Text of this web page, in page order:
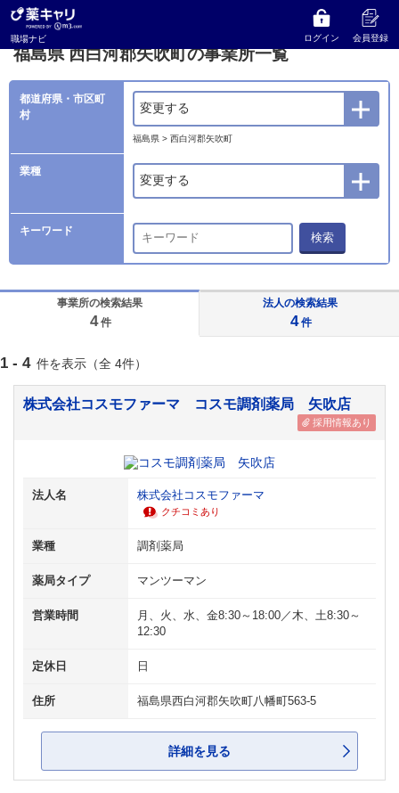
職場ナビ ログイン 会員登録
薬キャリ 職場ナビ 西白河郡矢吹町の事業所一覧
福島県 西白河郡矢吹町の事業所一覧
都道府県・市区町
村
変更する
福島県 > 西白河郡矢吹町
業種
変更する
キーワード 検索
事業所の検索結果
4 件
法人の検索結果
4 件
1 - 4 件を表示（全 4件）
株式会社コスモファーマ コスモ調剤薬局 矢吹店
採用情報あり
法人名 株式会社コスモファーマ
クチコミあり
業種 調剤薬局
薬局タイプ マンツーマン
営業時間
月、火、水、金8:30～18:00／木、土8:30～
12:30
定休日 日
住所 福島県西白河郡矢吹町八幡町563-5
詳細を見る